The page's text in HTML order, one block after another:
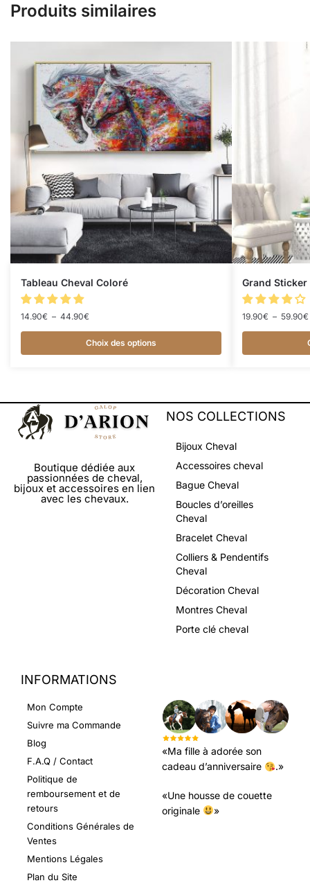
Produits similaires
Tableau Cheval Coloré
14.90€ – 44.90€
Choix des options
Grand
19.90€ – 59.90€
Boutique dédiée aux
passionnées de cheval,
bijoux et accessoires en lien
avec les chevaux.
NOS COLLECTIONS
Bijoux Cheval
Accessoires cheval
Bague Cheval
Boucles d’oreilles
Cheval
Bracelet Cheval
Colliers & Pendentifs
Cheval
Décoration Cheval
Montres Cheval
Porte clé cheval
INFORMATIONS
Mon Compte
Suivre ma Commande
Blog
F.A.Q / Contact
Politique de
remboursement et de
retours
Conditions Générales de
Ventes
Mentions Légales
Plan du Site
«Ma fille à adorée son
cadeau d’anniversaire
.»
«Une housse de couette
originale
»